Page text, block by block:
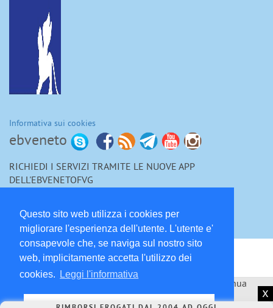
Questo sito web utilizza i cookies per
migliorare l'esperienza dell'utente. L'utente e'
consapevole che, se naviga sul nostro sito
web, implicitamente accetta l'utilizzo dei
cookies.
Leggi l'informativa
Chiudi
x
Informativa sui cookies
ebveneto
RICHIEDI I SERVIZI TRAMITE LE NUOVE APP
DELL'EBVENETOFVG
Bilateralità
Fondo Interprofessionale per la formazione continua
Copyright © 2007-2026 Ente Bilaterale Veneto F.V.G.